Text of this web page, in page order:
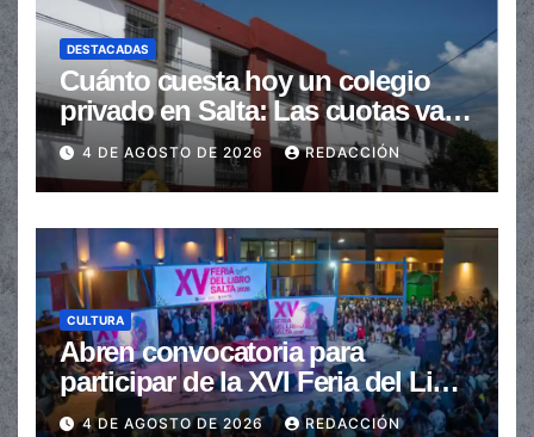
DESTACADAS
Cuánto cuesta hoy un colegio
privado en Salta: Las cuotas van
de $110.000 a más de $600.000
4 DE AGOSTO DE 2026 REDACCIÓN
CULTURA
Abren convocatoria para
participar de la XVI Feria del Libro
de Salta
4 DE AGOSTO DE 2026 REDACCIÓN